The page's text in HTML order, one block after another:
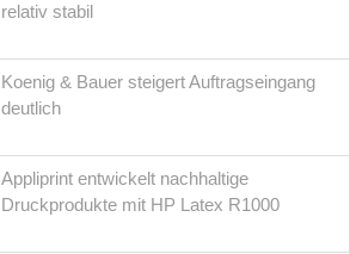
relativ stabil
Koenig & Bauer steigert Auftragseingang
deutlich
Appliprint entwickelt nachhaltige
Druckprodukte mit HP Latex R1000